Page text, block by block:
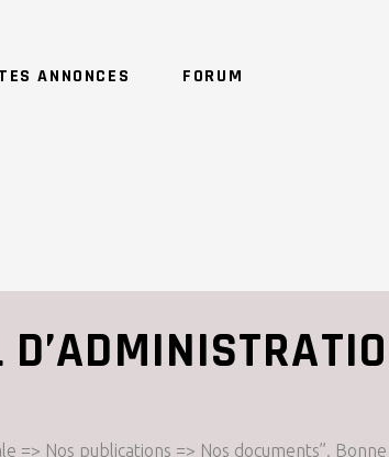
ANNONCES FORUM
=> Nos publications => Nos documents”.